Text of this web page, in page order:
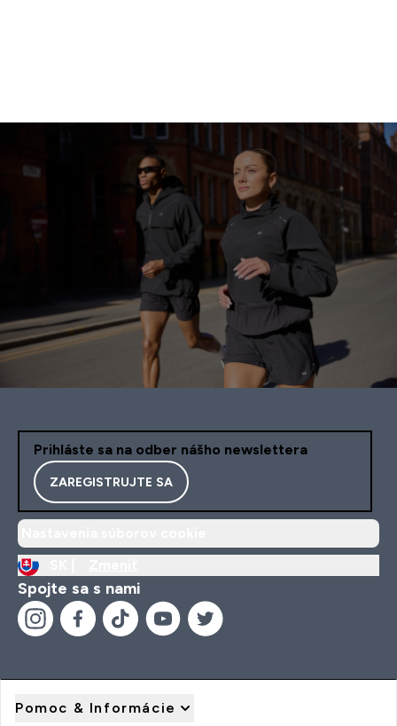
Prihláste sa na odber nášho newslettera
ZAREGISTRUJTE SA
Spojte sa s nami
Pomoc & Informácie